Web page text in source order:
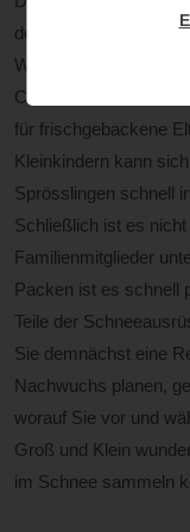
der Tür. Neben
Weihnachtsmarkt
Christkind mit einem
für frischgebackene
Kleinkindern kann
Sprösslingen schnell
Schließlich ist es
Familienmitglieder
Packen ist es schnell
Teile der
Sie demnächst eine
Nachwuchs planen,
worauf Sie vor und
Groß und Klein
im Schnee sammeln